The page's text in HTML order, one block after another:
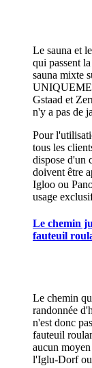
Le sauna et
qui passent
sauna mixte
Gstaad et
n'y a pas de
Pour
tous les
dispose d'un
doivent être
Igloo ou
usage
Le chemin
fauteuil
Le chemin
randonnée
n'est donc
fauteuil
aucun
l'Iglu-Dorf ou